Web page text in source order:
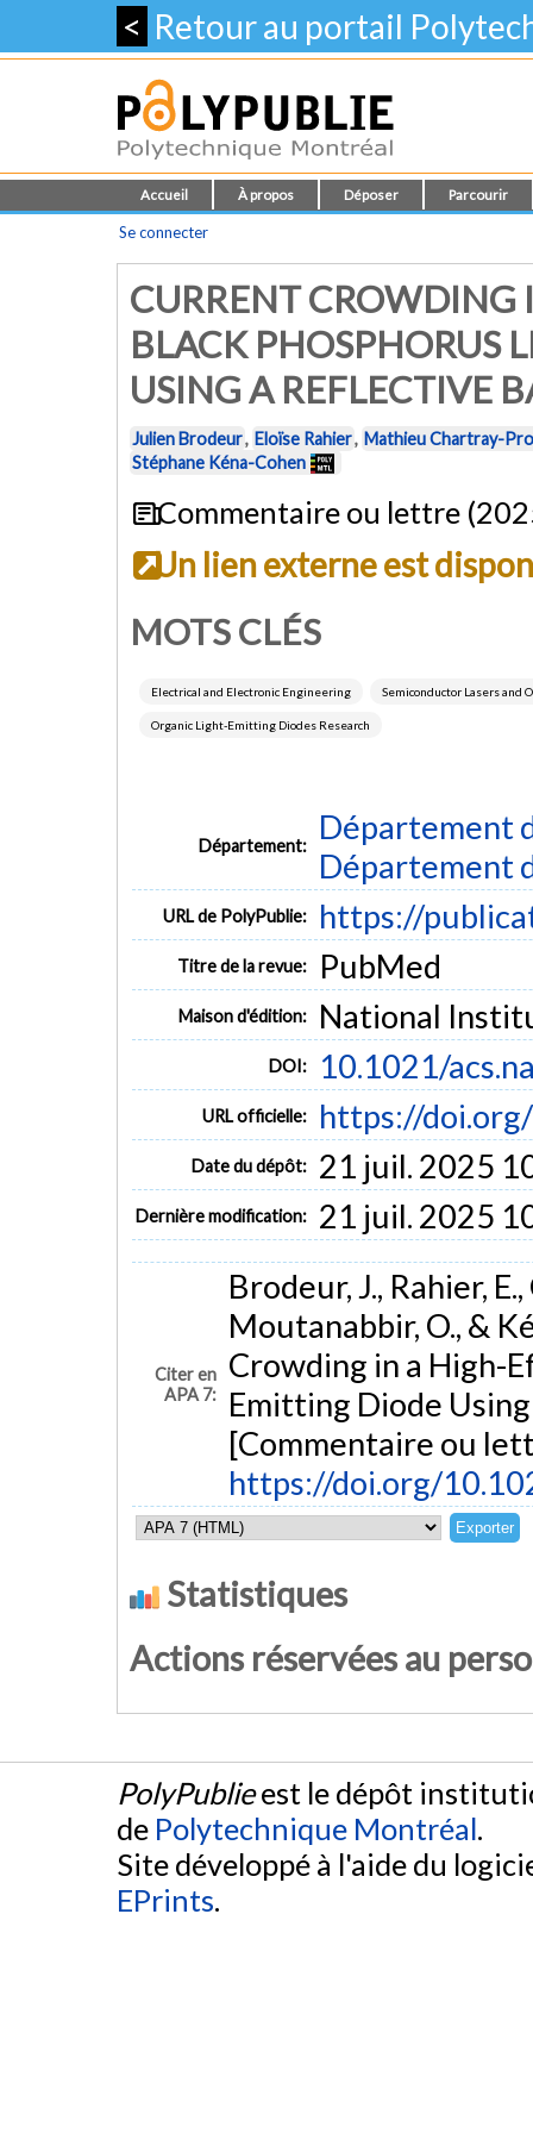
< Retour au portail
Accueil À propos Déposer Parcourir
Se connecter
CURRENT
BLACK PHOSPHORUS
USING A REFLECTIVE
Julien Brodeur, Eloïse Rahier, Mathieu Chartray-
Stéphane Kéna-Cohen
Commentaire ou lettre
Un lien externe est
MOTS CLÉS
Electrical and Electronic Engineering Semiconductor Lasers and
Organic Light-Emitting Diodes Research
Département:
Département
Département
URL de PolyPublie: https://
Titre de la revue: PubMed
Maison d'édition: National
DOI: 10.1021/
URL officielle: https://
Date du dépôt: 21 juil. 2025
Dernière modification: 21 juil. 2025
Citer en
APA 7:
Brodeur, J., Rahier,
Moutanabbir, O., &
Crowding in a High-
Emitting Diode
[Commentaire ou
https://doi.org/
Statistiques
Actions réservées au
PolyPublieest le dépôt
de Polytechnique Montréal.
Site développé à l'aide du
EPrints.